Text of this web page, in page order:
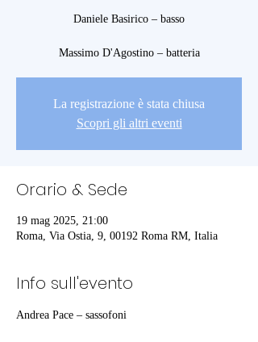
Daniele Basirico – basso
Massimo D'Agostino – batteria
La registrazione è stata chiusa
Scopri gli altri eventi
Orario & Sede
19 mag 2025, 21:00
Roma, Via Ostia, 9, 00192 Roma RM, Italia
Info sull'evento
Andrea Pace – sassofoni